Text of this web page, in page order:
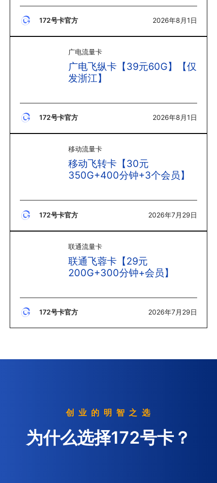
172号卡官方 2026年8月1日
广电流量卡
广电飞纵卡【39元60G】【仅
发浙江】
172号卡官方 2026年8月1日
移动流量卡
移动飞转卡【30元
350G+400分钟+3个会员】
172号卡官方 2026年7月29日
联通流量卡
联通飞蓉卡【29元
200G+300分钟+会员】
172号卡官方 2026年7月29日
创 业 的 明 智 之 选
为什么选择172号卡？